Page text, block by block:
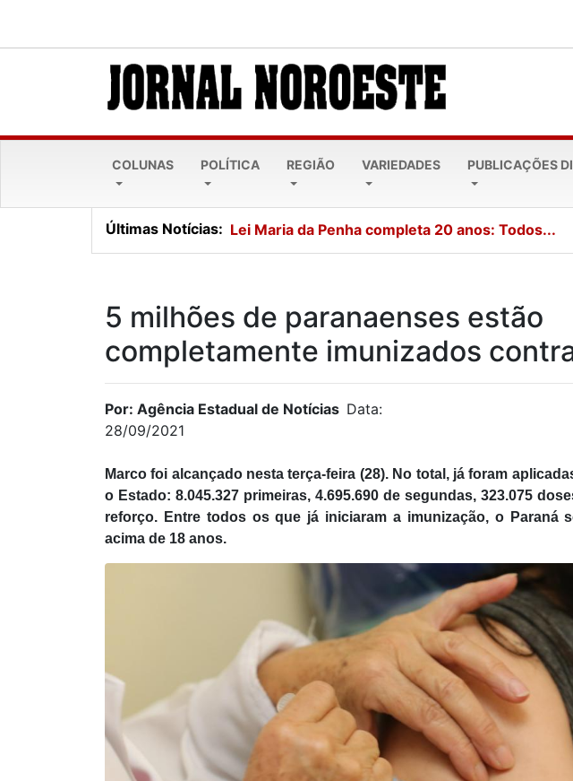
COLUNAS POLÍTICA REGIÃO VARIEDADES PUBLICAÇÕES
Últimas Notícias: Lei Maria da Penha completa 20 anos: Todos...
5 milhões de paranaenses estão
completamente imunizados
Por: Agência Estadual de Notícias Data:
28/09/2021
Marco foi alcançado nesta terça-feira (28). No total, já foram
o Estado: 8.045.327 primeiras, 4.695.690 de segundas, 323.075
reforço. Entre todos os que já iniciaram a imunização, o Paraná
acima de 18 anos.